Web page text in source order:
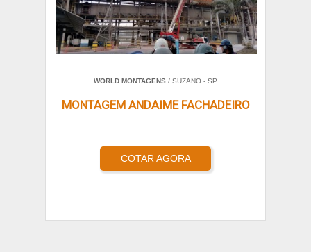
WORLD MONTAGENS / SUZANO - SP
MONTAGEM ANDAIME FACHADEIRO
COTAR AGORA